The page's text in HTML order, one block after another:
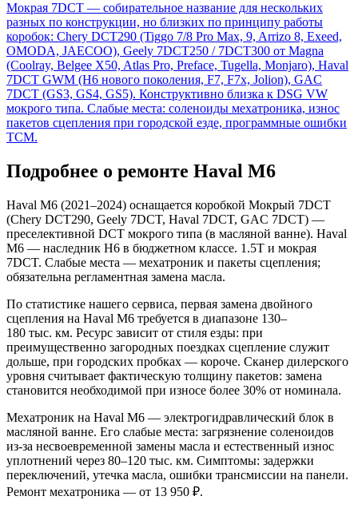
Мокрая 7DCT — собирательное название для нескольких
разных по конструкции, но близких по принципу работы
коробок: Chery DCT290 (Tiggo 7/8 Pro Max, 9, Arrizo 8, Exeed,
OMODA, JAECOO), Geely 7DCT250 / 7DCT300 от Magna
(Coolray, Belgee X50, Atlas Pro, Preface, Tugella, Monjaro), Haval
7DCT GWM (H6 нового поколения, F7, F7x, Jolion), GAC
7DCT (GS3, GS4, GS5). Конструктивно близка к DSG VW
мокрого типа. Слабые места: соленоиды мехатроника, износ
пакетов сцепления при городской езде, программные ошибки
TCM.
Подробнее о ремонте Haval M6
Haval M6 (2021–2024) оснащается коробкой Мокрый 7DCT
(Chery DCT290, Geely 7DCT, Haval 7DCT, GAC 7DCT) —
преселективной DCT мокрого типа (в масляной ванне). Haval
M6 — наследник H6 в бюджетном классе. 1.5T и мокрая
7DCT. Слабые места — мехатроник и пакеты сцепления;
обязательна регламентная замена масла.
По статистике нашего сервиса, первая замена двойного
сцепления на Haval M6 требуется в диапазоне 130–
180 тыс. км. Ресурс зависит от стиля езды: при
преимущественно загородных поездках сцепление служит
дольше, при городских пробках — короче. Сканер дилерского
уровня считывает фактическую толщину пакетов: замена
становится необходимой при износе более 30% от номинала.
Мехатроник на Haval M6 — электрогидравлический блок в
масляной ванне. Его слабые места: загрязнение соленоидов
из-за несвоевременной замены масла и естественный износ
уплотнений через 80–120 тыс. км. Симптомы: задержки
переключений, утечка масла, ошибки трансмиссии на панели.
Ремонт мехатроника — от 13 950 ₽.